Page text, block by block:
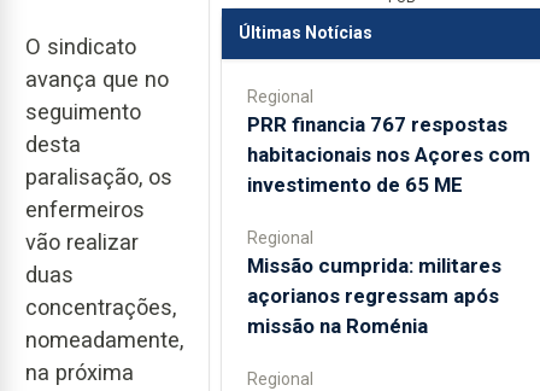
O sindicato
avança que no
seguimento
desta
paralisação, os
enfermeiros
vão realizar
duas
concentrações,
nomeadamente,
na próxima
Últimas Notícias
Regional
PRR financia 767 respostas
habitacionais nos Açores com
investimento de 65 ME
Regional
Missão cumprida: militares
açorianos regressam após
missão na Roménia
Regional